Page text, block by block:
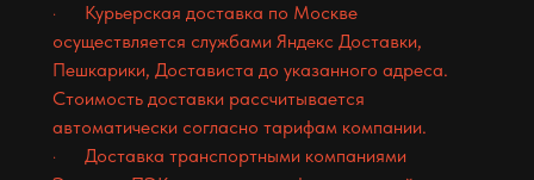
· Курьерская доставка по Москве
осуществляется службами Яндекс Доставки,
Пешкарики, Достависта до указанного адреса.
Стоимость доставки рассчитывается
автоматически согласно тарифам компании.
· Доставка транспортными компаниями